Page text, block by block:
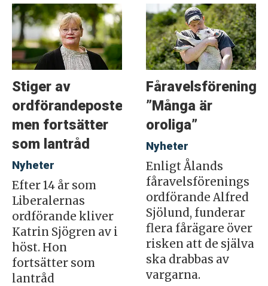
Stiger av
ordförandeposten
men fortsätter
som lantråd
Nyheter
Efter 14 år som
Liberalernas
ordförande kliver
Katrin Sjögren av i
höst. Hon
fortsätter som
lantråd
”Många är
oroliga”
Nyheter
Enligt Ålands
fåravelsförenings
ordförande Alfred
Sjölund, funderar
flera fårägare över
risken att de själva
ska drabbas av
vargarna.